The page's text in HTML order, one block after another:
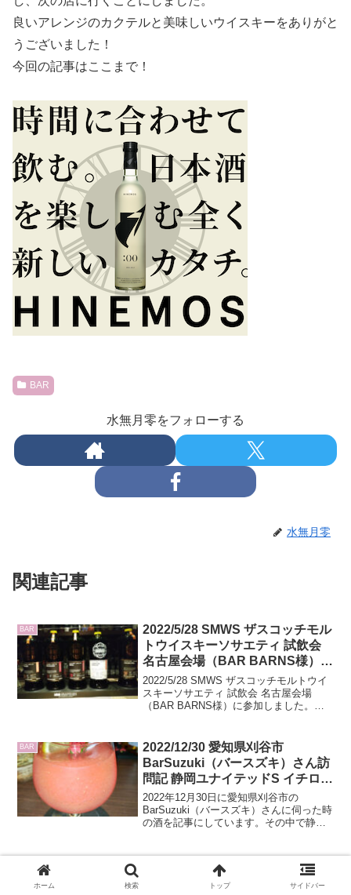
良いアレンジのカクテルと美味しいウイスキーをありがと
うございました！
今回の記事はここまで！
BAR
水無月零をフォローする
水無月零
関連記事
BAR
2022/5/28 SMWS ザスコッチモル
トウイスキーソサエティ 試飲会
名古屋会場（BAR BARNS様）に
参加しました
2022/5/28 SMWS ザスコッチモルトウイ
スキーソサエティ 試飲会 名古屋会場
（BAR BARNS様）に参加しました。会
加した時のレビューとなります。
BAR
2022/12/30 愛知県刈谷市
BarSuzuki（バースズキ）さん訪
問記 静岡ユナイテッドS イチロー
ズモルト＆グレーン 百世不磨 の
レビューもしています
2022年12月30日に愛知県刈谷市の
BarSuzuki（バースズキ）さんに伺った時
の酒を記事にしています。その中で静岡
2024/2/17 愛知県刈谷市
BarALMAさん訪問記 その中で
ホーム 検索 トップ サイドバー